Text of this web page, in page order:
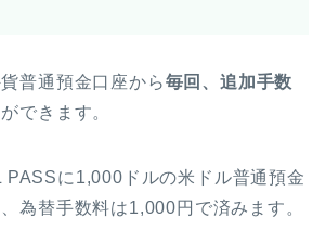
普通預金口座から毎回、追加手数
できます。
PASSに1,000ドルの米ドル普通預金
為替手数料は1,000円で済みます。